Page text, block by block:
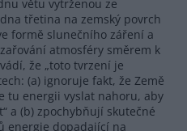
větu vytrženou ze
třetina na zemský povrch
formě slunečního záření a
atmosféry směrem k
že „toto tvrzení je
(a) ignoruje fakt, že Země
tu energii vyslat nahoru, aby
a (b) zpochybňují skutečné
energie dopadající na